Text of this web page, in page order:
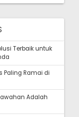
Terbaik untuk
Paling Ramai di
Adalah